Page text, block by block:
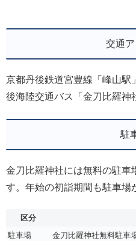
交通
京都丹後鉄道宮豊線「峰山駅
後海陸交通バス「金刀比羅神
駐
金刀比羅神社には無料の駐車
す。年始の初詣期間も駐車場
区分
駐車場
金刀比羅神社無料駐車